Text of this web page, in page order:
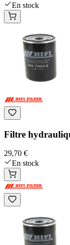
En stock
Filtre
29,70 €
En stock